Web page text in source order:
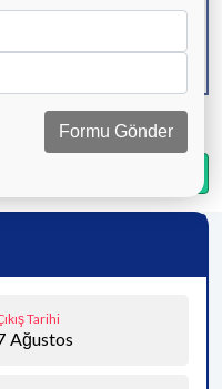
YATAK ODASI
Tarihi
Ağustos
Formu Gönder